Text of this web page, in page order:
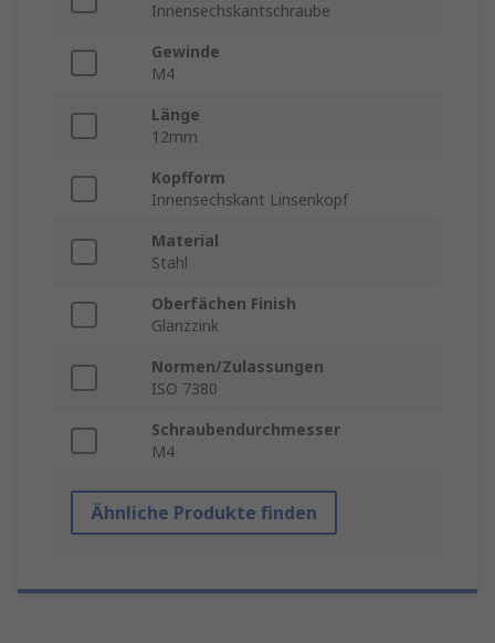
Innensechskantschraube
Gewinde
M4
Länge
12mm
Kopfform
Innensechskant Linsenkopf
Material
Stahl
Oberfächen Finish
Glanzzink
Normen/Zulassungen
ISO 7380
Schraubendurchmesser
M4
Ähnliche Produkte finden